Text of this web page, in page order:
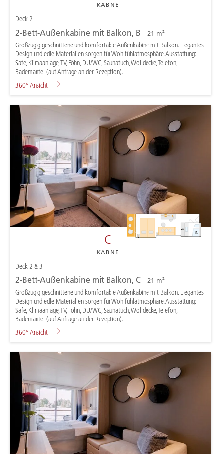
KABINE
Deck 2
2-Bett-Außenkabine mit Balkon, B 21 m²
Großzügig geschnittene und komfortable Außenkabine mit Balkon. Elegantes
Design und edle Materialien sorgen für Wohlfühlatmosphäre. Ausstattung:
Safe, Klimaanlage, TV, Föhn, DU/WC, Saunatuch, Wolldecke, Telefon,
Bademantel (auf Anfrage an der Rezeption).
360° Ansicht
C
KABINE
Deck 2 & 3
2-Bett-Außenkabine mit Balkon, C 21 m²
Großzügig geschnittene und komfortable Außenkabine mit Balkon. Elegantes
Design und edle Materialien sorgen für Wohlfühlatmosphäre. Ausstattung:
Safe, Klimaanlage, TV, Föhn, DU/WC, Saunatuch, Wolldecke, Telefon,
Bademantel (auf Anfrage an der Rezeption).
360° Ansicht